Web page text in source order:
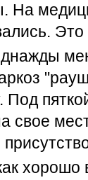
На
Под
свое
хорошо